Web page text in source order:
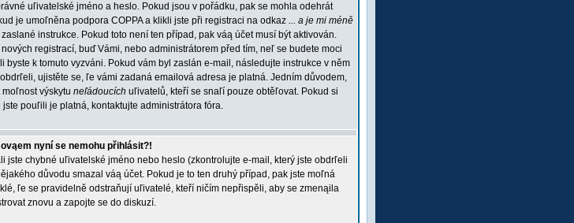
uľivatelské jméno a heslo. Pokud jsou v pořádku, pak se mohla odehrát
je umoľněna podpora COPPA a klikli jste při registraci na odkaz ... a je mi méně
instrukce. Pokud toto není ten případ, pak váą účet musí být aktivován.
registrací, buď Vámi, nebo administrátorem před tím, neľ se budete moci
byste k tomuto vyzváni. Pokud vám byl zaslán e-mail, následujte instrukce v něm
ujistěte se, ľe vámi zadaná emailová adresa je platná. Jedním důvodem,
výskytu neľádoucích uľivatelů, kteří se snaľí pouze obtěľovat. Pokud si
pouľili je platná, kontaktujte administrátora fóra.
nyní se nemohu přihlásit?!
jste chybné uľivatelské jméno nebo heslo (zkontrolujte e-mail, který jste obdrľeli
důvodu smazal váą účet. Pokud je to ten druhý případ, pak jste moľná
ľe se pravidelně odstraňují uľivatelé, kteří ničím nepřispěli, aby se zmenąila
znovu a zapojte se do diskuzí.